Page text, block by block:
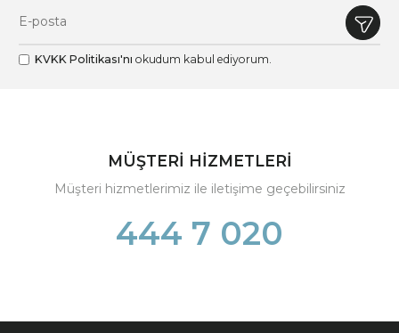
KVKK Politikası'nı okudum kabul ediyorum.
MÜŞTERİ HİZMETLERİ
Müşteri hizmetlerimiz ile iletişime geçebilirsiniz
444 7 020